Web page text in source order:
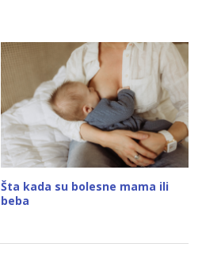
Šta kada su bolesne mama ili
beba